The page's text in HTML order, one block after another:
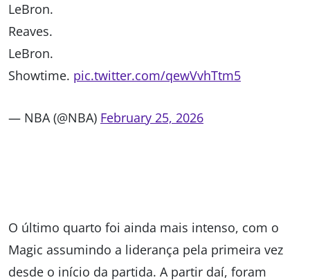
LeBron.
Reaves.
LeBron.
Showtime. pic.twitter.com/qewVvhTtm5
— NBA (@NBA) February 25, 2026
O último quarto foi ainda mais intenso, com o
Magic assumindo a liderança pela primeira vez
desde o início da partida. A partir daí, foram